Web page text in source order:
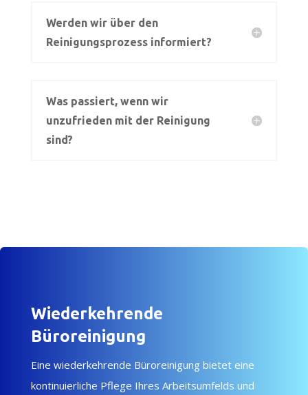
Werden wir über den
Reinigungsprozess informiert?
Was passiert, wenn wir
unzufrieden mit der Reinigung
sind?
Wiederkehrende
Büroreinigung
Eine wiederkehrende Büroreinigung bietet eine
kontinuierliche Pflege Ihres Arbeitsumfelds und